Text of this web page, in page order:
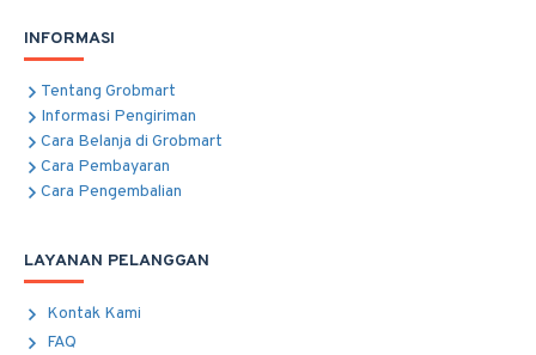
INFORMASI
Tentang Grobmart
Informasi Pengiriman
Cara Belanja di Grobmart
Cara Pembayaran
Cara Pengembalian
LAYANAN PELANGGAN
Kontak Kami
FAQ